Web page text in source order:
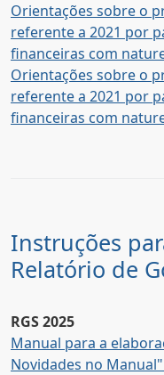
Orientações sobre o
referente a 2021 por
financeiras com
Orientações sobre o
referente a 2021 por
financeiras com
Instruções
Relatório de
RGS 2025
Manual para a
Novidades no